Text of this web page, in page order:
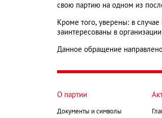
свою партию на одном из
Кроме того, уверены: в
заинтересованы в
Данное обращение
О партии
Документы и символы